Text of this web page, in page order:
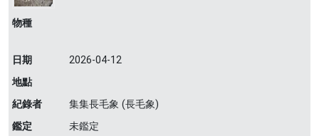
物種
日期
2026-04-12
地點
紀錄者
集集長毛象 (長毛象)
鑑定
未鑑定